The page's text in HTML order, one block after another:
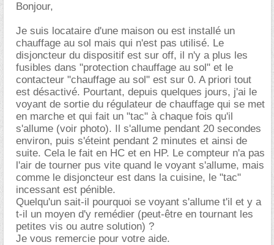
Bonjour,
Je suis locataire d'une maison ou est installé un
chauffage au sol mais qui n'est pas utilisé. Le
disjoncteur du dispositif est sur off, il n'y a plus les
fusibles dans "protection chauffage au sol" et le
contacteur "chauffage au sol" est sur 0. A priori tout
est désactivé. Pourtant, depuis quelques jours, j'ai le
voyant de sortie du régulateur de chauffage qui se met
en marche et qui fait un "tac" à chaque fois qu'il
s'allume (voir photo). Il s'allume pendant 20 secondes
environ, puis s'éteint pendant 2 minutes et ainsi de
suite. Cela le fait en HC et en HP. Le compteur n'a pas
l'air de tourner pus vite quand le voyant s'allume, mais
comme le disjoncteur est dans la cuisine, le "tac"
incessant est pénible.
Quelqu'un sait-il pourquoi se voyant s'allume t'il et y a
t-il un moyen d'y remédier (peut-être en tournant les
petites vis ou autre solution) ?
Je vous remercie pour votre aide.